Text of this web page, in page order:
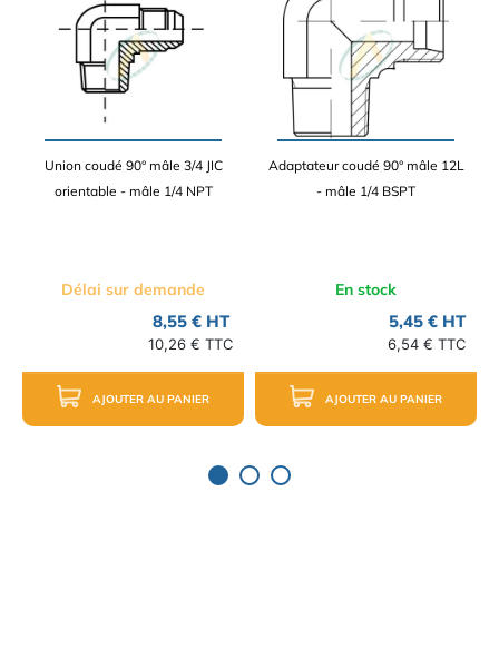
Union coudé 90° mâle 3/4 JIC
orientable - mâle 1/4 NPT
Délai sur demande
8,55 € HT
10,26 € TTC
AJOUTER AU PANIER
Adaptateur coudé 90° mâle 12L
- mâle 1/4 BSPT
En stock
5,45 € HT
6,54 € TTC
AJOUTER AU PANIER